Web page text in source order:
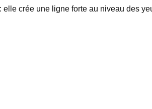
crée une ligne forte au niveau des